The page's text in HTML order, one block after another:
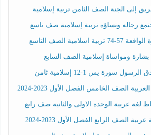
إلى الجنة الصف الثامن تربية إسلامية
رجاله ونساؤه تربية إسلامية صف تاسع
الصف التاسع
ومواساة إسلامية الصف السابع
سورة يس 1-12 إسلامية ثامن
الصف الخامس الفصل الأول 2023-2024
لغة عربية الوحدة الاولى والثانية صف رابع
الصف الرابع الفصل الأول 2023-2024